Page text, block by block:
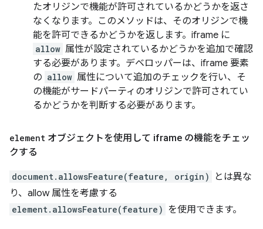
たオリジンで機能が許可されているかどうかを返さ
なくなります。このメソッドは、そのオリジンで機
能を許可できるかどうかを返します。iframe に
allow 属性が設定されているかどうかを追加で確認
する必要があります。デベロッパーは、iframe 要素
の allow 属性について追加のチェックを行い、そ
の機能がサードパーティのオリジンで許可されてい
るかどうかを判断する必要があります。
element オブジェクトを使用して iframe の機能をチェッ
クする
document.allowsFeature(feature, origin)
とは異な
り、allow 属性を考慮する
element.allowsFeature(feature) を使用できます。